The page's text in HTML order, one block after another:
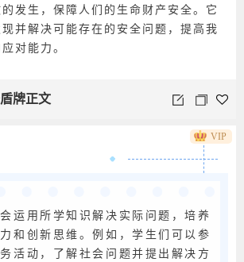
发生，保障人们的生命财产安全。它
并解决可能存在的安全问题，提高我
对能力。
牌正文
运用所学知识解决实际问题，培养
和创新思维。例如，学生们可以参
活动，了解社会问题并提出解决方
VIP